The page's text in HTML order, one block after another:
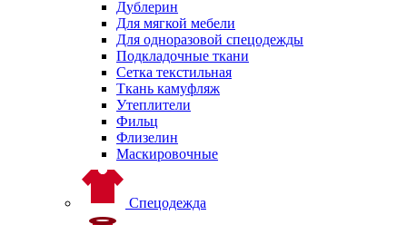
Дублерин
Для мягкой мебели
Для одноразовой спецодежды
Подкладочные ткани
Сетка текстильная
Ткань камуфляж
Утеплители
Фильц
Флизелин
Маскировочные
Спецодежда